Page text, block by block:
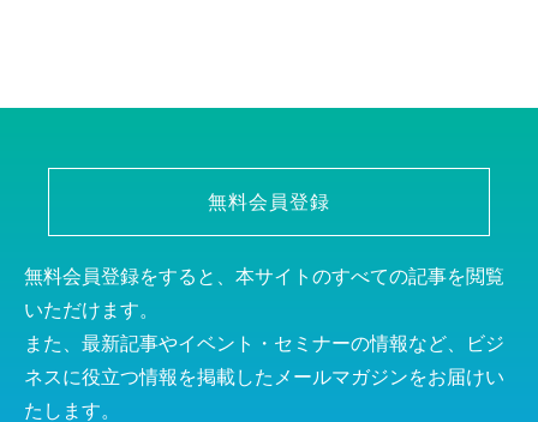
無料会員登録
無料会員登録をすると、本サイトのすべての記事を閲覧
いただけます。
また、最新記事やイベント・セミナーの情報など、ビジ
ネスに役立つ情報を掲載したメールマガジンをお届けい
たします。